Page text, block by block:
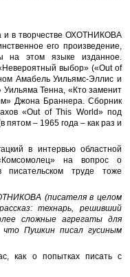
и в творчестве ОХОТНИКОВА
его произведение,
на этом языке изданное.
выбор» («Out of
Амабель Уильямс-Эллис и
Тенна, «Кто заменит
Джона Браннера. Сборник
«Out of This World» под
пятом – 1965 года – как раз и
в интервью областной
на вопрос о
писательском труде тоже
(писателя в целом
технарь, решивший
сложные агрегаты для
Пушкин писал гусиным
как о попытках писать с